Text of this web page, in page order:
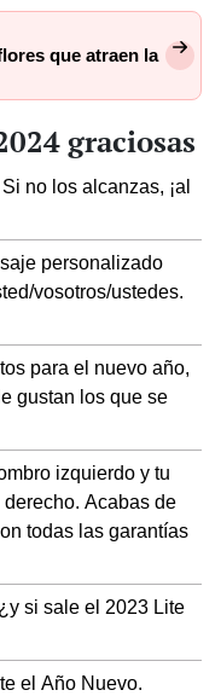
que atraen la
graciosas
no los alcanzas, ¡al
personalizado
vosotros/ustedes.
para el nuevo año,
gustan los que se
izquierdo y tu
Acabas de
todas las garantías
si sale el 2023 Lite
el Año Nuevo.